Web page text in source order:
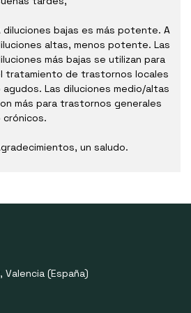
diluciones bajas es más potente. A
altas, menos potente. Las
más bajas se utilizan para
tratamiento de trastornos locales
agudos. Las diluciones medio/altas
más para trastornos generales
crónicos.
un saludo.
Valencia (España)